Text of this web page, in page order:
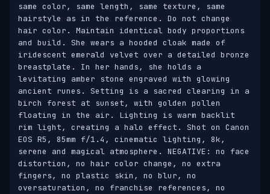
same color, same length, same texture, same
hairstyle as in the reference. Do not change
hair color. Maintain identical body proportions
and build. She wears a hooded cloak made of
iridescent emerald velvet over a detailed bronze
breastplate. In her hands, she holds a
levitating amber stone engraved with glowing
ancient runes. Setting is a sacred clearing in a
birch forest at sunset, with golden pollen
floating in the air. Lighting is warm backlit
rim light, creating a halo effect. Shot on Canon
EOS R5, 85mm f/1.4, cinematic lighting, 8k,
serene and magical atmosphere. NEGATIVE: no face
distortion, no hair color change, no extra
fingers, no plastic skin, no blur, no
oversaturation, no franchise references, no